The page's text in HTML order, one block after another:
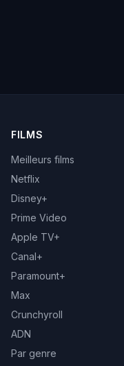
FILMS
Meilleurs films
Netflix
Disney+
Prime Video
Apple TV+
Canal+
Paramount+
Max
Crunchyroll
ADN
Par genre